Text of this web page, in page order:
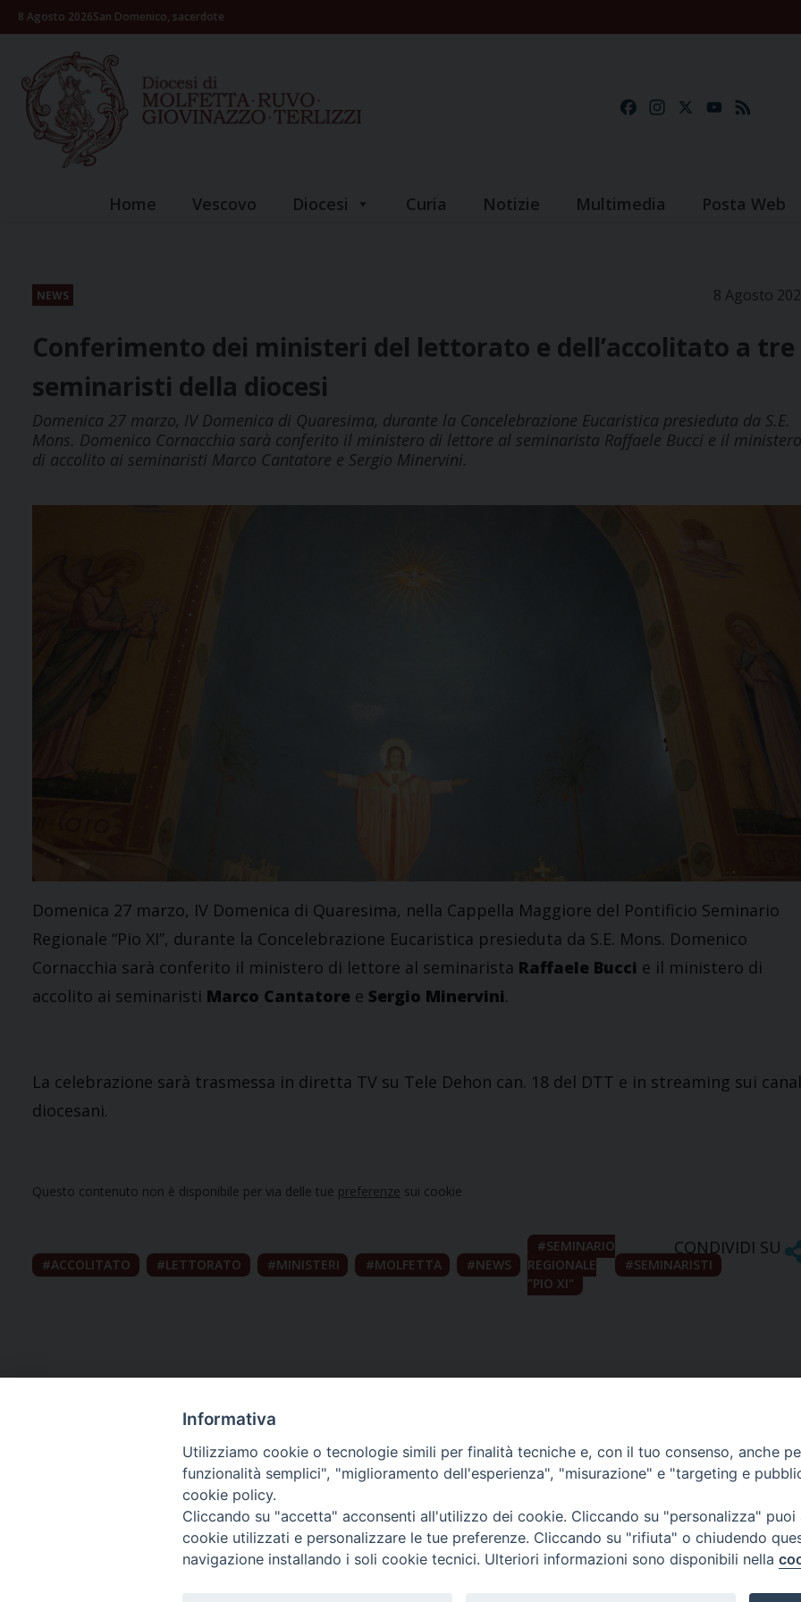
Skip8 Agosto 2026San Domenico, sacerdote
FacebookInstagramYouTube
Home Vescovo Diocesi Curia Notizie Multimedia Posta Web
NEWS 8 Agosto
Conferimento dei ministeri del lettorato e dell’accolitato a tre
seminaristi della diocesi
Domenica 27 marzo, IV Domenica di Quaresima, durante la Concelebrazione Eucaristica presieduta da S.E.
Mons. Domenico Cornacchia sarà conferito il ministero di lettore al seminarista Raffaele Bucci e il ministero
di accolito ai seminaristi Marco Cantatore e Sergio Minervini.
Domenica 27 marzo, IV Domenica di Quaresima, nella Cappella Maggiore del Pontificio Seminario
Regionale “Pio XI”, durante la Concelebrazione Eucaristica presieduta da S.E. Mons. Domenico
Cornacchia sarà conferito il ministero di lettore al seminarista Raffaele Bucci e il ministero di
accolito ai seminaristi Marco Cantatore e Sergio Minervini.
La celebrazione sarà trasmessa in diretta TV su Tele Dehon can. 18 del DTT e in streaming sui
diocesani.
Questo contenuto non è disponibile per via delle tue preferenze sui cookie
ACCOLITATO LETTORATO MINISTERI MOLFETTA NEWS
SEMINARIO
REGIONALE
"PIO XI"
SEMINARISTI
CONDIVIDI SU
Piazza Giovene 4 – 70056 Molfetta (BA)
Ufficio Comunicazioni sociali
Piazza Giovene 4 – 70056 Molfetta (BA)
comunicazionisociali@diocesimolfetta.it
Informativa
Utilizziamo cookie o tecnologie simili per finalità tecniche e, con il tuo consenso, anche
funzionalità semplici", "miglioramento dell'esperienza", "misurazione" e "targeting e
cookie policy.
Cliccando su "accetta" acconsenti all'utilizzo dei cookie. Cliccando su "personalizza"
cookie utilizzati e personalizzare le tue preferenze. Cliccando su "rifiuta" o chiudendo
navigazione installando i soli cookie tecnici. Ulteriori informazioni sono disponibili nella